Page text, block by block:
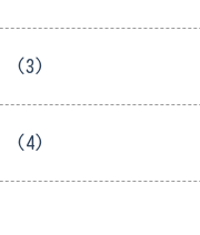
(3)
(4)